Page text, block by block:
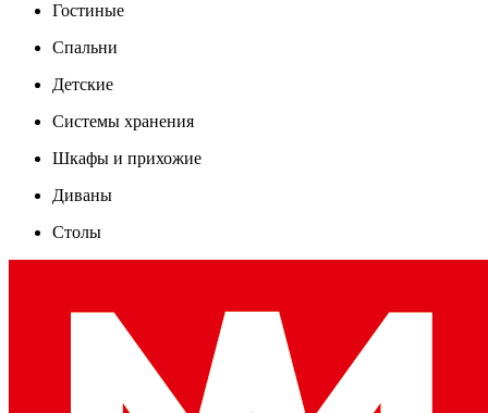
Гостиные
Спальни
Детские
Системы хранения
Шкафы и прихожие
Диваны
Столы